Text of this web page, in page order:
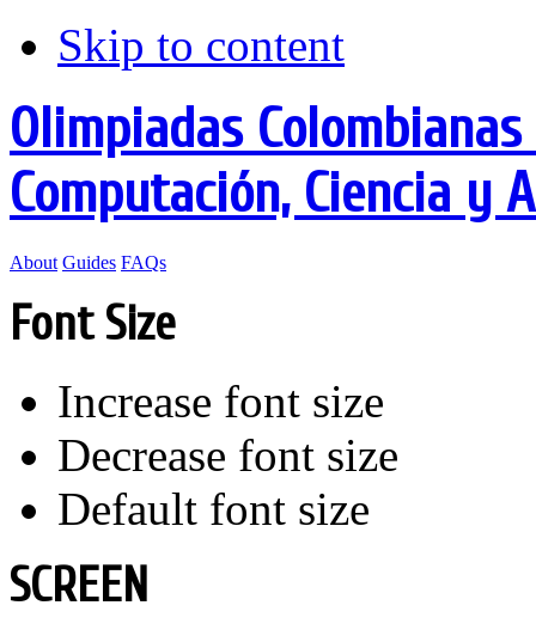
Skip to content
Olimpiadas
Computación, Ciencia y
About Guides FAQs
Font Size
Increase font size
Decrease font size
Default font size
SCREEN